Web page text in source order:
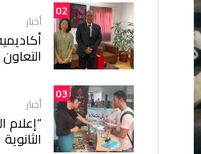
02
أخبار
03
أخبار